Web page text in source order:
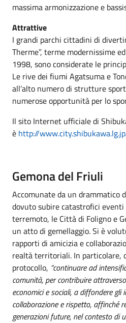
massima armonizzazione e
Attrattive
I grandi parchi cittadini di
Therme”, terme modernissime
1998, sono considerate le
Le rive dei fiumi Agatsuma e
all’alto numero di strutture
numerose opportunità per lo
Il sito Internet ufficiale di
è http://
Gemona del Friuli
Accomunate da un drammatico
dovuto subire catastrofici
terremoto, le Città di Foligno e
un atto di gemellaggio. Si è
rapporti di amicizia e
realtà territoriali. In particolare,
protocollo, “continuare ad
comunità, per contribuire
economici e sociali, a diffondere gli
collaborazione e rispetto, affinché
generazioni future, nel contesto di